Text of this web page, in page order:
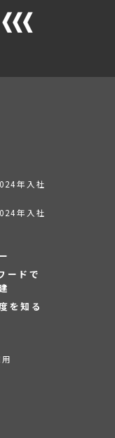
年入社
年入社
ードで
を知る